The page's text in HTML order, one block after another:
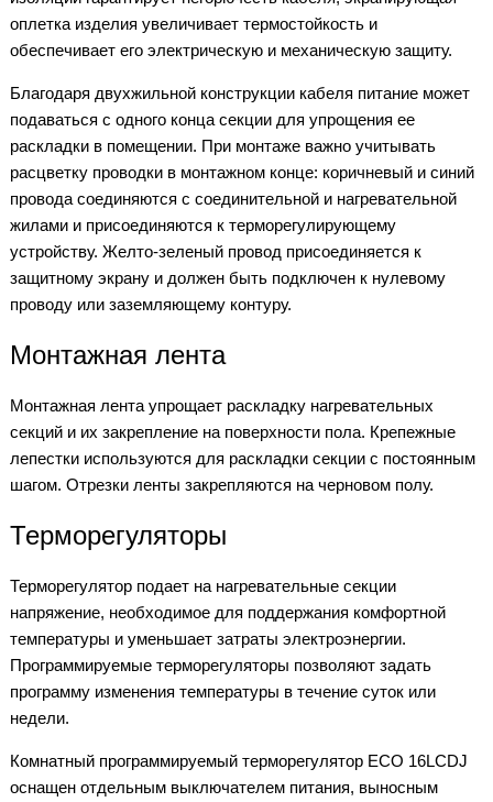
оплетка изделия увеличивает термостойкость и
обеспечивает его электрическую и механическую защиту.
Благодаря двухжильной конструкции кабеля питание может
подаваться с одного конца секции для упрощения ее
раскладки в помещении. При монтаже важно учитывать
расцветку проводки в монтажном конце: коричневый и синий
провода соединяются с соединительной и нагревательной
жилами и присоединяются к терморегулирующему
устройству. Желто-зеленый провод присоединяется к
защитному экрану и должен быть подключен к нулевому
проводу или заземляющему контуру.
Монтажная лента
Монтажная лента упрощает раскладку нагревательных
секций и их закрепление на поверхности пола. Крепежные
лепестки используются для раскладки секции с постоянным
шагом. Отрезки ленты закрепляются на черновом полу.
Терморегуляторы
Терморегулятор подает на нагревательные секции
напряжение, необходимое для поддержания комфортной
температуры и уменьшает затраты электроэнергии.
Программируемые терморегуляторы позволяют задать
программу изменения температуры в течение суток или
недели.
Комнатный программируемый терморегулятор ECO 16LCDJ
оснащен отдельным выключателем питания, выносным